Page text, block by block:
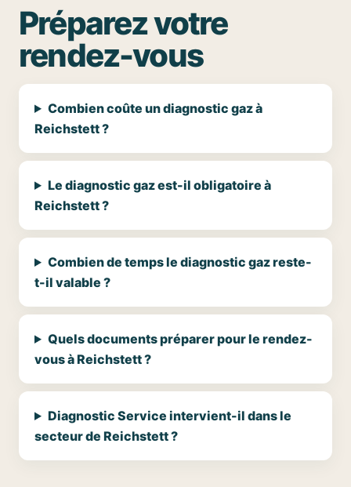
Préparez votre
rendez-vous
Combien coûte un diagnostic gaz à
Reichstett ?
Le diagnostic gaz est-il obligatoire à
Reichstett ?
Combien de temps le diagnostic gaz reste-
t-il valable ?
Quels documents préparer pour le rendez-
vous à Reichstett ?
Diagnostic Service intervient-il dans le
secteur de Reichstett ?